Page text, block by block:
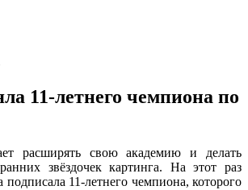
11-летнего чемпиона по
расширять свою академию и делать
звёздочек картинга. На этот раз
подписала 11-летнего чемпиона, которого